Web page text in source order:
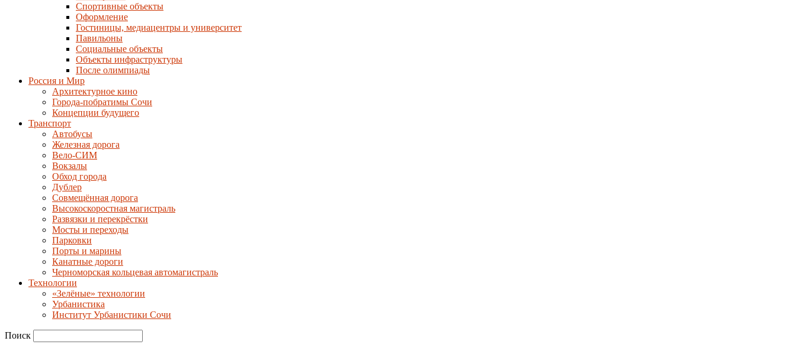
Спортивные объекты
Оформление
Гостиницы, медиацентры и университет
Павильоны
Социальные объекты
Объекты инфраструктуры
После олимпиады
Россия и Мир
Архитектурное кино
Города-побратимы Сочи
Концепции будущего
Транспорт
Автобусы
Железная дорога
Вело-СИМ
Вокзалы
Обход города
Дублер
Совмещённая дорога
Высокоскоростная магистраль
Развязки и перекрёстки
Мосты и переходы
Парковки
Порты и марины
Канатные дороги
Черноморская кольцевая автомагистраль
Технологии
«Зелёные» технологии
Урбанистика
Институт Урбанистики Сочи
Поиск